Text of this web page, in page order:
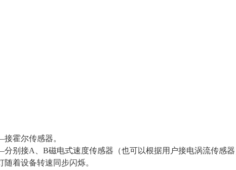
霍尔传感器。
别接A、B磁电式速度传感器（也可以根据用户接电涡流传感器
随着设备转速同步闪烁。